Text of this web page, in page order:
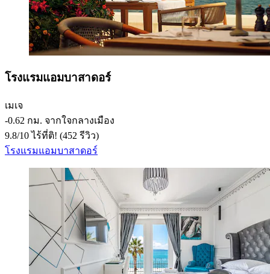
โรงแรมแอมบาสาดอร์
เมเจ
‐0.62 กม. จากใจกลางเมือง
9.8/10ไร้ที่ติ! (452 รีวิว)
โรงแรมแอมบาสาดอร์